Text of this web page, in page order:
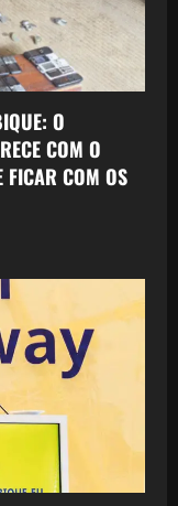
O
COM O
COM OS